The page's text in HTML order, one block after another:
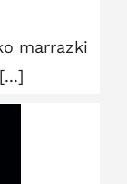
marrazki